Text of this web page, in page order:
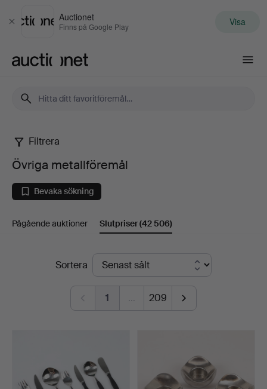
Stäng
Auctionet
Finns på Google Play Visa
Övriga
metallföremål
Filtrera
Övriga metallföremål
Bevaka sökning
Pågående auktioner Slutpriser(42 506)
SlutpriserSortera
1 … 209